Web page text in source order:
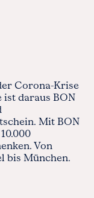
Corona-Krise
ist daraus BON
Mit BON
Von
bis München.